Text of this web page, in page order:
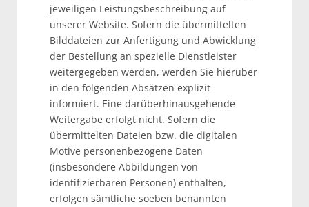
jeweiligen Leistungsbeschreibung auf
unserer Website. Sofern die übermittelten
Bilddateien zur Anfertigung und Abwicklung
der Bestellung an spezielle Dienstleister
weitergegeben werden, werden Sie hierüber
in den folgenden Absätzen explizit
informiert. Eine darüberhinausgehende
Weitergabe erfolgt nicht. Sofern die
übermittelten Dateien bzw. die digitalen
Motive personenbezogene Daten
(insbesondere Abbildungen von
identifizierbaren Personen) enthalten,
erfolgen sämtliche soeben benannten